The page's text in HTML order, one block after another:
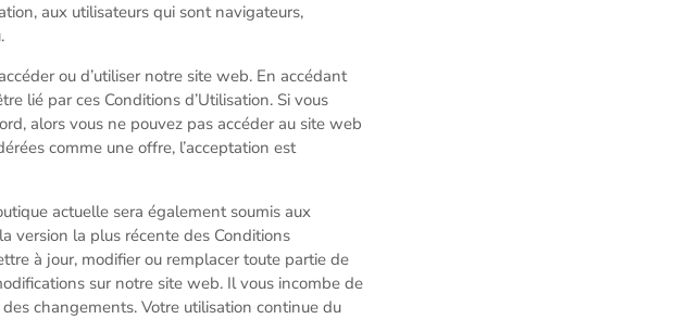
aux utilisateurs qui sont navigateurs,
ou d’utiliser notre site web. En accédant
lié par ces Conditions d’Utilisation. Si vous
alors vous ne pouvez pas accéder au site web
comme une offre, l’acceptation est
actuelle sera également soumis aux
version la plus récente des Conditions
à jour, modifier ou remplacer toute partie de
sur notre site web. Il vous incombe de
changements. Votre utilisation continue du